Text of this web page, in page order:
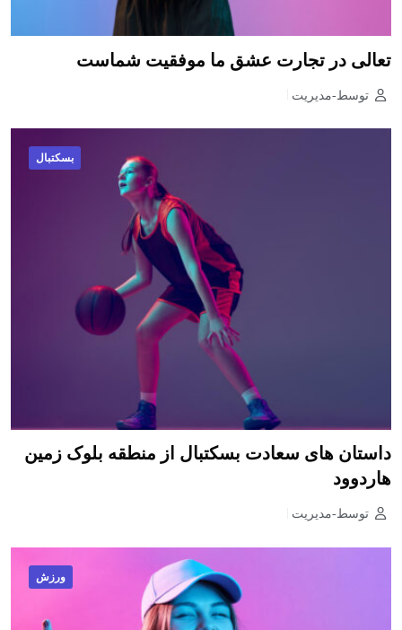
تعالی در تجارت عشق ما موفقیت شماست
توسط-مدیریت
بسکتبال
داستان های سعادت بسکتبال از منطقه بلوک زمین
هاردوود
توسط-مدیریت
ورزش